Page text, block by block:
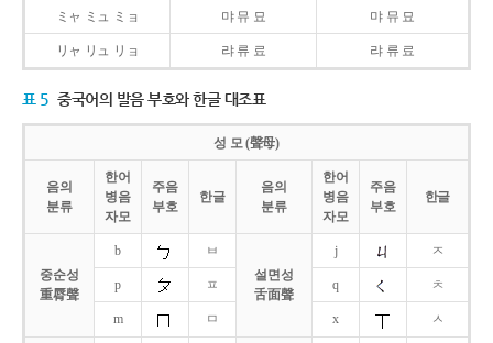
ミャ ミュ ミョ 먀 뮤 묘 먀 뮤 묘
リャ リュ リョ 랴 류 료 랴 류 료
표 5 중국어의 발음 부호와 한글 대조표
성 모 (聲母)
음의
분류
한어
병음
자모
주음
부호
한글
음의
분류
한어
병음
자모
주음
부호
한글
중순성
重脣聲
b
ㅂ
설면성
舌面聲
j ㅈ
p ㅍ q ㅊ
m ㅁ x ㅅ